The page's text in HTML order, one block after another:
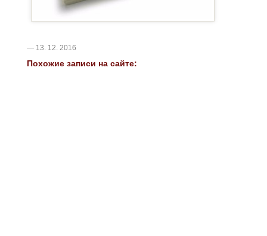
— 13. 12. 2016
Похожие записи на сайте: